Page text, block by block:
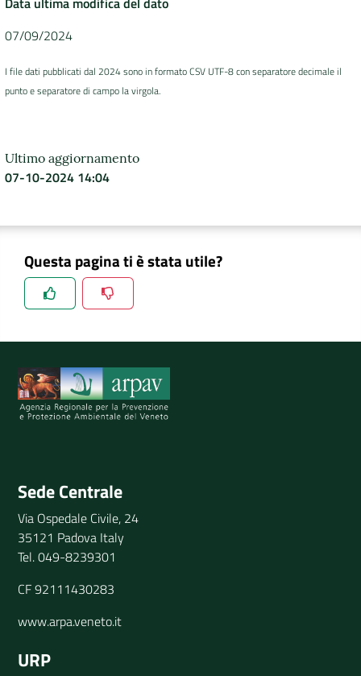
07/09/2024
I file dati pubblicati dal 2024 sono in formato CSV UTF-8 con separatore decimale il
punto e separatore di campo la virgola.
Ultimo aggiornamento
07-10-2024 14:04
Questa pagina ti è stata utile?
Spiegaci perchè, e aiutaci a migliorare il servizio
Sede Centrale
Via Ospedale Civile, 24
35121 Padova Italy
Tel. 049-8239301
CF 92111430283
www.arpa.veneto.it
URP